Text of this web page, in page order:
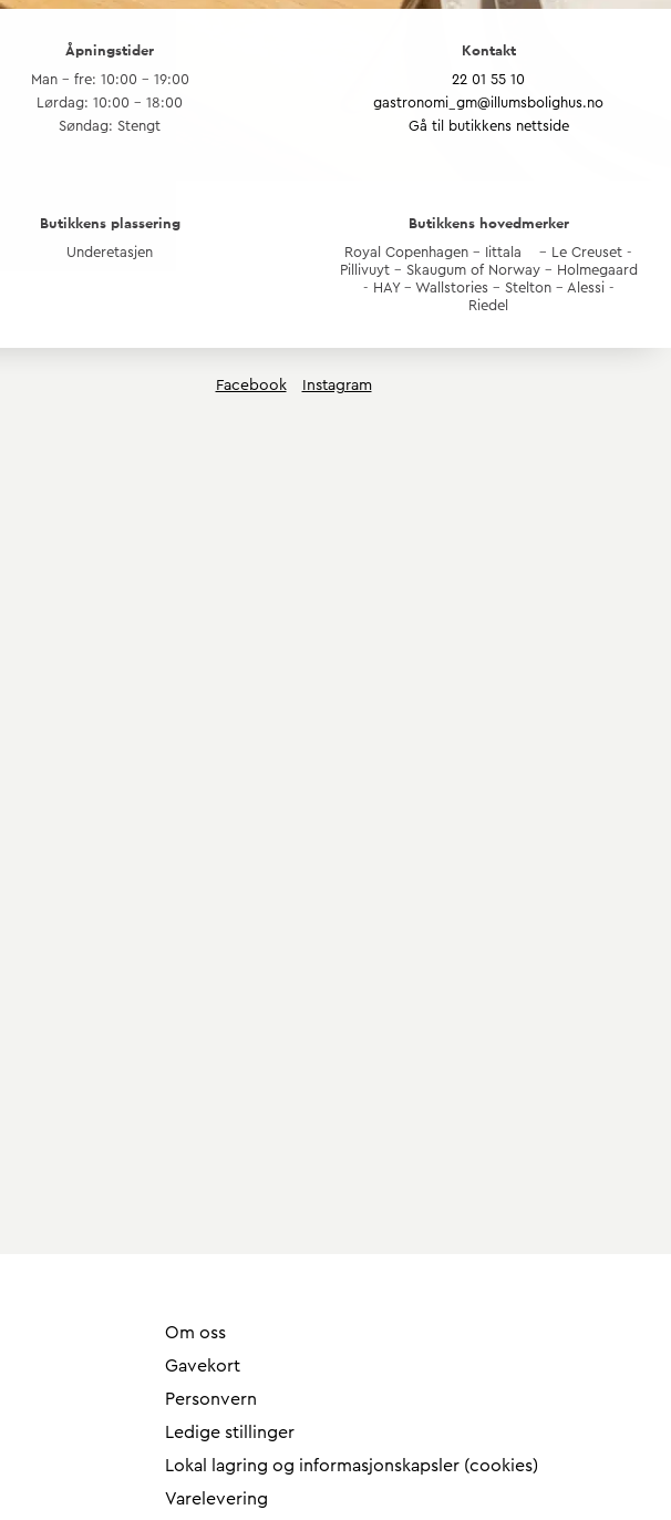
Åpningstider
Man - fre: 10:00 - 19:00
Lørdag: 10:00 - 18:00
Søndag: Stengt
Kontakt
22 01 55 10
gastronomi_gm@illumsbolighus.no
Gå til butikkens nettside
Butikkens plassering
Underetasjen
Butikkens hovedmerker
Royal Copenhagen - Iittala - Le Creuset -
Pillivuyt - Skaugum of Norway - Holmegaard
- HAY - Wallstories - Stelton - Alessi -
Riedel
Facebook Instagram
Om oss
Gavekort
Personvern
Ledige stillinger
Lokal lagring og informasjonskapsler (cookies)
Varelevering